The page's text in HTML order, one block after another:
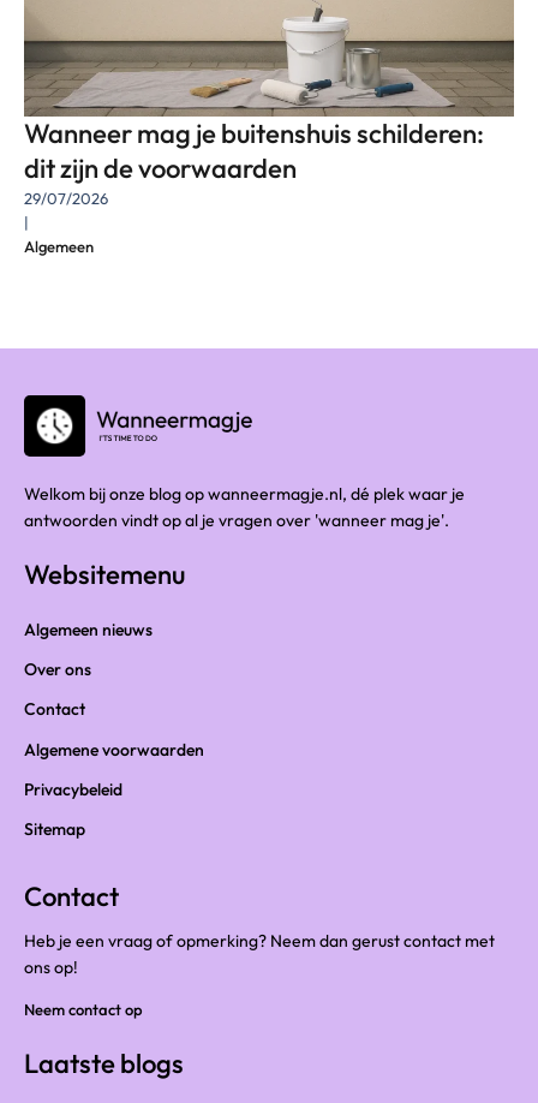
Wanneer mag je buitenshuis schilderen:
dit zijn de voorwaarden
29/07/2026
|
Algemeen
Welkom bij onze blog op wanneermagje.nl, dé plek waar je
antwoorden vindt op al je vragen over 'wanneer mag je'.
Websitemenu
Algemeen nieuws
Over ons
Contact
Algemene voorwaarden
Privacybeleid
Sitemap
Contact
Heb je een vraag of opmerking? Neem dan gerust contact met
ons op!
Neem contact op
Laatste blogs